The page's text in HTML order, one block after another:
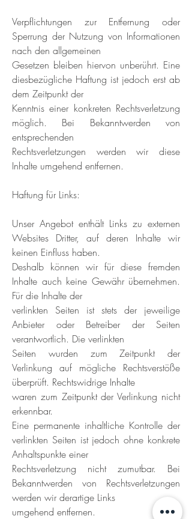
Verpflichtungen zur Entfernung oder
Sperrung der Nutzung von Informationen
nach den allgemeinen
Gesetzen bleiben hiervon unberührt. Eine
diesbezügliche Haftung ist jedoch erst ab
dem Zeitpunkt der
Kenntnis einer konkreten Rechtsverletzung
möglich. Bei Bekanntwerden von
entsprechenden
Rechtsverletzungen werden wir diese
Inhalte umgehend entfernen.
Haftung für Links:
Unser Angebot enthält Links zu externen
Websites Dritter, auf deren Inhalte wir
keinen Einfluss haben.
Deshalb können wir für diese fremden
Inhalte auch keine Gewähr übernehmen.
Für die Inhalte der
verlinkten Seiten ist stets der jeweilige
Anbieter oder Betreiber der Seiten
verantwortlich. Die verlinkten
Seiten wurden zum Zeitpunkt der
Verlinkung auf mögliche Rechtsverstöße
überprüft. Rechtswidrige Inhalte
waren zum Zeitpunkt der Verlinkung nicht
erkennbar.
Eine permanente inhaltliche Kontrolle der
verlinkten Seiten ist jedoch ohne konkrete
Anhaltspunkte einer
Rechtsverletzung nicht zumutbar. Bei
Bekanntwerden von Rechtsverletzungen
werden wir derartige Links
umgehend entfernen.